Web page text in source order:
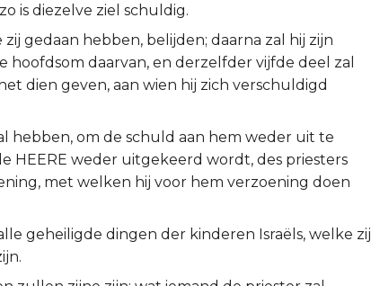
is diezelve ziel schuldig.
gedaan hebben, belijden; daarna zal hij zijn
daarvan, en derzelfder vijfde deel zal
dien geven, aan wien hij zich verschuldigd
hebben, om de schuld aan hem weder uit te
HEERE weder uitgekeerd wordt, des priesters
met welken hij voor hem verzoening doen
geheiligde dingen der kinderen Israëls, welke zij